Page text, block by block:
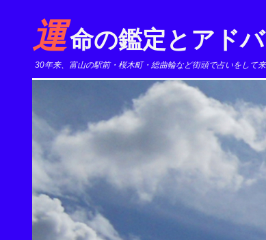
運命の鑑定とアド
30年来、富山の駅前・桜木町・総曲輪など街頭で占いをし